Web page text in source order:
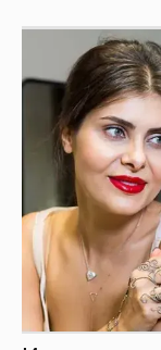
И снова